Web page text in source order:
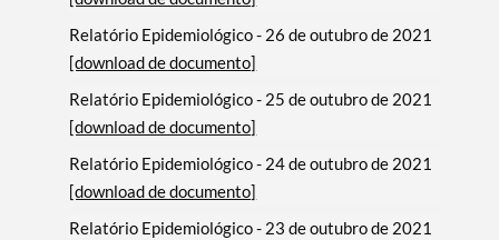
Relatório Epidemiológico - 26 de outubro de 2021
[download de documento]
Relatório Epidemiológico - 25 de outubro de 2021
[download de documento]
Relatório Epidemiológico - 24 de outubro de 2021
[download de documento]
Relatório Epidemiológico - 23 de outubro de 2021